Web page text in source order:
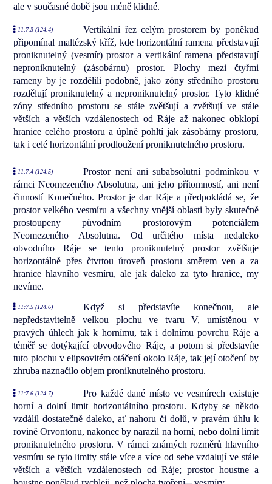
ale v současné době jsou méně klidné.
11:7.3 (124.4)
Vertikální řez celým prostorem by poněkud
připomínal maltézský kříž, kde horizontální ramena představují
proniknutelný (vesmír) prostor a vertikální ramena představují
neproniknutelný (zásobárnu) prostor. Plochy mezi čtyřmi
rameny by je rozdělili podobně, jako zóny středního prostoru
rozdělují proniknutelný a neproniknutelný prostor. Tyto klidné
zóny středního prostoru se stále zvětšují a zvětšují ve stále
větších a větších vzdálenostech od Ráje až nakonec obklopí
hranice celého prostoru a úplně pohltí jak zásobárny prostoru,
tak i celé horizontální prodloužení proniknutelného prostoru.
11:7.4 (124.5)
Prostor není ani subabsolutní podmínkou v
rámci Neomezeného Absolutna, ani jeho přítomností, ani není
činností Konečného. Prostor je dar Ráje a předpokládá se, že
prostor velkého vesmíru a všechny vnější oblasti byly skutečně
prostoupeny původním prostorovým potenciálem
Neomezeného Absolutna. Od určitého místa nedaleko
obvodního Ráje se tento proniknutelný prostor zvětšuje
horizontálně přes čtvrtou úroveň prostoru směrem ven a za
hranice hlavního vesmíru, ale jak daleko za tyto hranice, my
nevíme.
11:7.5 (124.6)
Když si představíte konečnou, ale
nepředstavitelně velkou plochu ve tvaru V, umístěnou v
pravých úhlech jak k hornímu, tak i dolnímu povrchu Ráje a
téměř se dotýkající obvodového Ráje, a potom si představíte
tuto plochu v elipsovitém otáčení okolo Ráje, tak její otočení by
zhruba naznačilo objem proniknutelného prostoru.
11:7.6 (124.7)
Pro každé dané místo ve vesmírech existuje
horní a dolní limit horizontálního prostoru. Kdyby se někdo
vzdálil dostatečně daleko, ať nahoru či dolů, v pravém úhlu k
rovině Orvontonu, nakonec by narazil na horní, nebo dolní limit
proniknutelného prostoru. V rámci známých rozměrů hlavního
vesmíru se tyto limity stále více a více od sebe vzdalují ve stále
větších a větších vzdálenostech od Ráje; prostor houstne a